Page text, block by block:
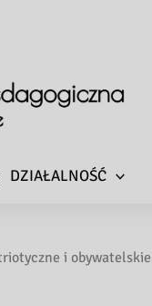
DZIAŁALNOŚĆ
i obywatelskie